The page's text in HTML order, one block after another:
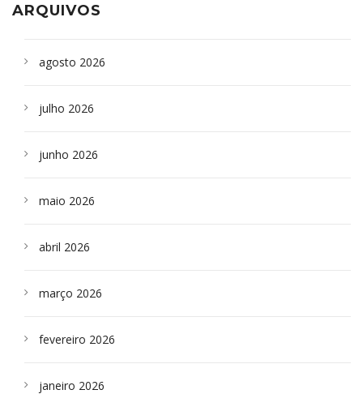
ARQUIVOS
agosto 2026
julho 2026
junho 2026
maio 2026
abril 2026
março 2026
fevereiro 2026
janeiro 2026